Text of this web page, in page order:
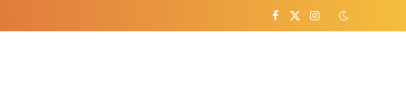
Facebook
X
Instagram